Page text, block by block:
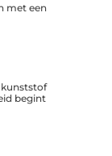
met een
begint